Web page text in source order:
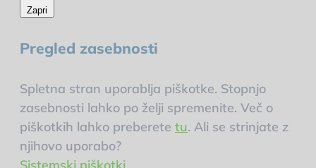
Zapri
Pregled zasebnosti
Spletna stran uporablja piškotke. Stopnjo
zasebnosti lahko po želji spremenite. Več o
piškotkih lahko preberete tu. Ali se strinjate z
njihovo uporabo?
Sistemski piškotki